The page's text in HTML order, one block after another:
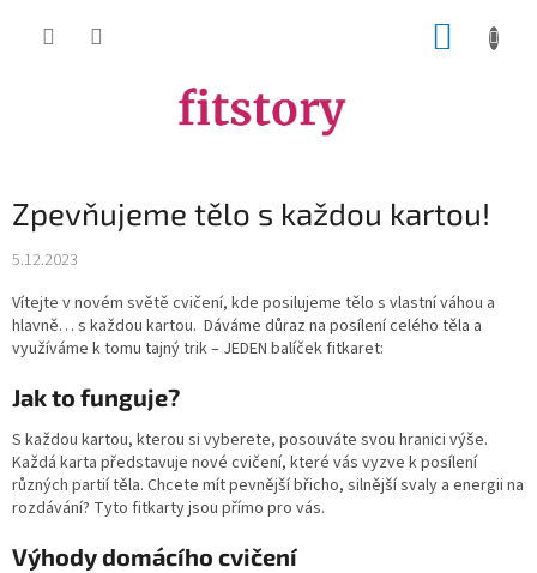
Zpevňujeme tělo s každou kartou!
5.12.2023
Vítejte v novém světě cvičení, kde posilujeme tělo s vlastní váhou a
hlavně… s každou kartou. Dáváme důraz na posílení celého těla a
využíváme k tomu tajný trik – JEDEN balíček fitkaret:
Jak to funguje?
S každou kartou, kterou si vyberete, posouváte svou hranici výše.
Každá karta představuje nové cvičení, které vás vyzve k posílení
různých partií těla. Chcete mít pevnější břicho, silnější svaly a energii na
rozdávání? Tyto fitkarty jsou přímo pro vás.
Výhody domácího cvičení